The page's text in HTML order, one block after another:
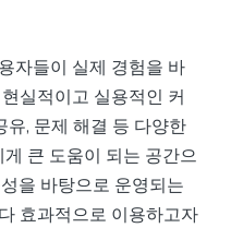
자들이 실제 경험을 바
실적이고 실용적인 커
유, 문제 해결 등 다양한
큰 도움이 되는 공간으
을 바탕으로 운영되는
효과적으로 이용하고자